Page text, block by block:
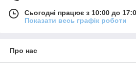
Сьогодні працює з 10:00 до
Показати весь графік роботи
Про нас